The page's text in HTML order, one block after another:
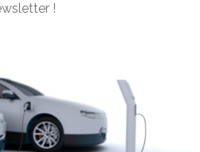
le 20 Oct 2022 à 09:25
!